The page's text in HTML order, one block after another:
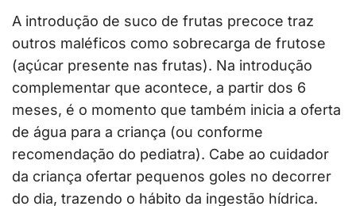
A introdução de suco de frutas precoce traz
outros maléficos como sobrecarga de frutose
(açúcar presente nas frutas). Na introdução
complementar que acontece, a partir dos 6
meses, é o momento que também inicia a oferta
de água para a criança (ou conforme
recomendação do pediatra). Cabe ao cuidador
da criança ofertar pequenos goles no decorrer
do dia, trazendo o hábito da ingestão hídrica.